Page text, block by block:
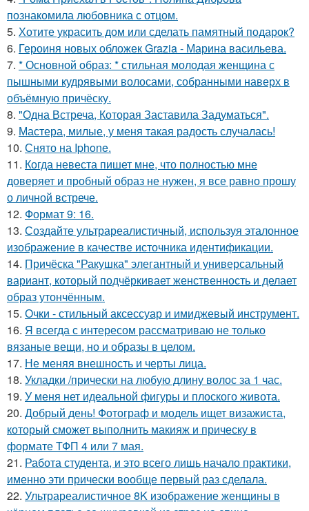
познакомила любовника с отцом.
5. Хотите украсить дом или сделать памятный подарок?
6. Героиня новых обложек Grazia - Марина васильева.
7. * Основной образ: * стильная молодая женщина с
пышными кудрявыми волосами, собранными наверх в
объёмную причёску.
8. "Одна Встреча, Которая Заставила Задуматься".
9. Мастера, милые, у меня такая радость случалась!
10. Снято на Iphone.
11. Когда невеста пишет мне, что полностью мне
доверяет и пробный образ не нужен, я все равно прошу
о личной встрече.
12. Формат 9: 16.
13. Создайте ультрареалистичный, используя эталонное
изображение в качестве источника идентификации.
14. Причёска "Ракушка" элегантный и универсальный
вариант, который подчёркивает женственность и делает
образ утончённым.
15. Очки - стильный аксессуар и имиджевый инструмент.
16. Я всегда с интересом рассматриваю не только
вязаные вещи, но и образы в целом.
17. Не меняя внешность и черты лица.
18. Укладки /прически на любую длину волос за 1 час.
19. У меня нет идеальной фигуры и плоского живота.
20. Добрый день! Фотограф и модель ищет визажиста,
который сможет выполнить макияж и прическу в
формате ТФП 4 или 7 мая.
21. Работа студента, и это всего лишь начало практики,
именно эти прически вообще первый раз сделала.
22. Ультрареалистичное 8K изображение женщины в